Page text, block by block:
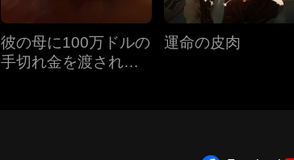
彼の母に100万ドルの
手切れ金を渡された
運命の皮肉